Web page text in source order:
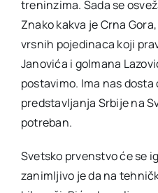
treninzima. Sada se
Znako kakva je Crna
vrsnih pojedinaca koji
Janovića i golmana
postavimo. Ima nas
predstavljanja Srbije na
potreban.
Svetsko prvenstvo će se
zanimljivo je da na